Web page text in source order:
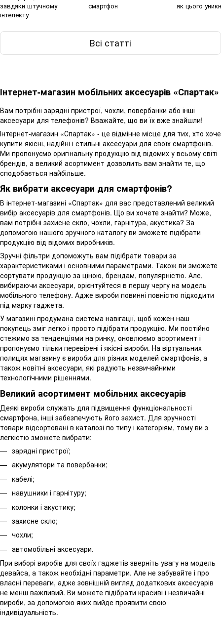
завдяки штучному
інтелекту
смартфон
як цього
Всі статті
Інтернет-магазин мобільних аксесуарів «Спартак»
Вам потрібні зарядні пристрої, чохли, повербанки або інші
аксесуари для телефонів? Вважайте, що ви їх вже знайшли!
Інтернет-магазин «Спартак» - це відмінне місце для тих, хто хоче
купити якісні, надійні і стильні аксесуари для своїх смартфонів.
Ми пропонуємо оригінальну продукцію від відомих у всьому світі
брендів, а великий асортимент дозволить вам знайти те, що
сподобається найбільше.
Як вибрати аксесуари для смартфонів?
В інтернет-магазині «Спартак» для вас представлений великий
вибір аксесуарів для смартфонів. Що ви хочете знайти? Може,
вам потрібні захисне скло, чохли, гарнітура, акустика? За
допомогою нашого зручного каталогу ви зможете підібрати
продукцію від відомих виробників.
Зручні фільтри допоможуть вам підібрати товари за
характеристиками і основними параметрами. Також ви зможете
сортувати продукцію за ціною, брендам, популярністю. Але,
вибираючи аксесуари, орієнтуйтеся в першу чергу на модель
мобільного телефону. Адже вироби повинні повністю підходити
під марку гаджета.
У магазині продумана система навігації, щоб кожен наш
покупець зміг легко і просто підібрати продукцію. Ми постійно
стежимо за тенденціями на ринку, оновлюємо асортимент і
пропонуємо тільки перевірені і якісні вироби. На віртуальних
полицях магазину є вироби для різних моделей смартфонів, а
також новітні аксесуари, які радують незвичайними
технологічними рішеннями.
Великий асортимент мобільних аксесуарів
Деякі вироби служать для підвищення функціональності
смартфона, інші забезпечують його захист. Для зручності
товари відсортовані в каталозі по типу і категоріям, тому ви з
легкістю зможете вибрати:
зарядні пристрої;
акумулятори та повербанки;
кабелі;
навушники і гарнітуру;
колонки і акустику;
захисне скло;
чохли;
автомобільні аксесуари.
При виборі виробів для своїх гаджетів зверніть увагу на модель
девайса, а також необхідні параметри. Але не забувайте і про
власні переваги, адже зовнішній вигляд додаткових аксесуарів
не менш важливий. Ви можете підібрати красиві і незвичайні
вироби, за допомогою яких вийде проявити свою
індивідуальність.